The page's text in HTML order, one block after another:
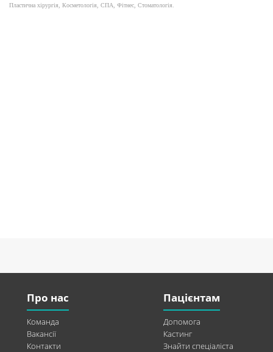
Пластична хірургія, Косметологія, СПА, Фітнес, Стоматологія.
Про нас
Команда
Вакансії
Контакти
Пацієнтам
Допомога
Кастинг
Знайти спеціаліста